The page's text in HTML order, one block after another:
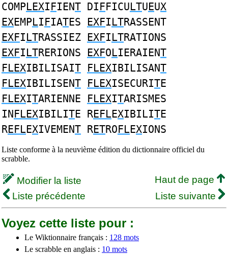
COMPLEXIFIENT DIFFICULTUEUX
EXEMPLIFIATES EXFILTRASSENT
EXFILTRASSIEZ EXFILTRATIONS
EXFILTRERIONS EXFOLIERAIENT
FLEXIBILISAIT FLEXIBILISANT
FLEXIBILISENT FLEXISECURITE
FLEXITARIENNE FLEXITARISMES
INFLEXIBILITE REFLEXIBILITE
REFLEXIVEMENT RETROFLEXIONS
Liste conforme à la neuvième édition du dictionnaire officiel du
scrabble.
Modifier la liste
Haut de page
Liste précédente
Liste suivante
Voyez cette liste pour :
Le Wiktionnaire français : 128 mots
Le scrabble en anglais : 10 mots